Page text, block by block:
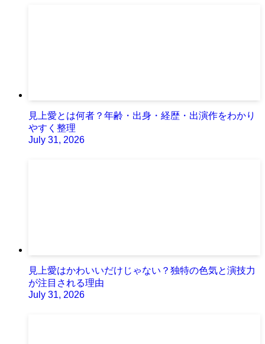
見上愛とは何者？年齢・出身・経歴・出演作をわかり
やすく整理
July 31, 2026
見上愛はかわいいだけじゃない？独特の色気と演技力
が注目される理由
July 31, 2026